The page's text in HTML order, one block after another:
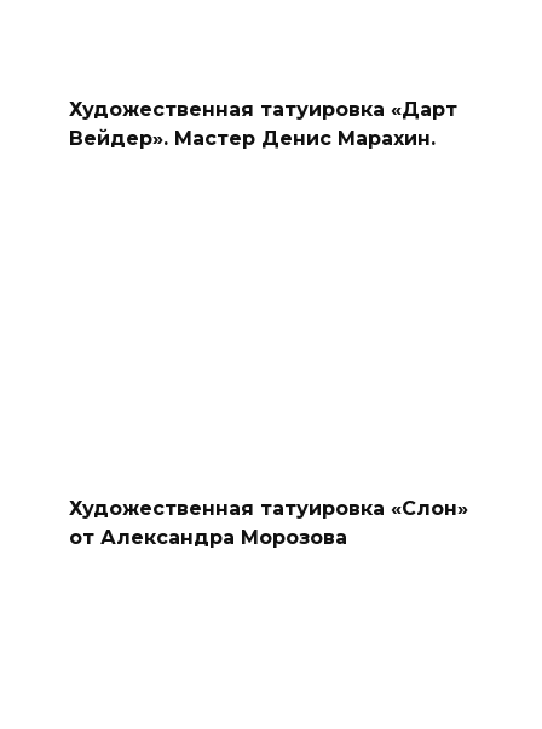
Художественная татуировка «Дарт
Вейдер». Мастер Денис Марахин.
Художественная татуировка «Слон»
от Александра Морозова